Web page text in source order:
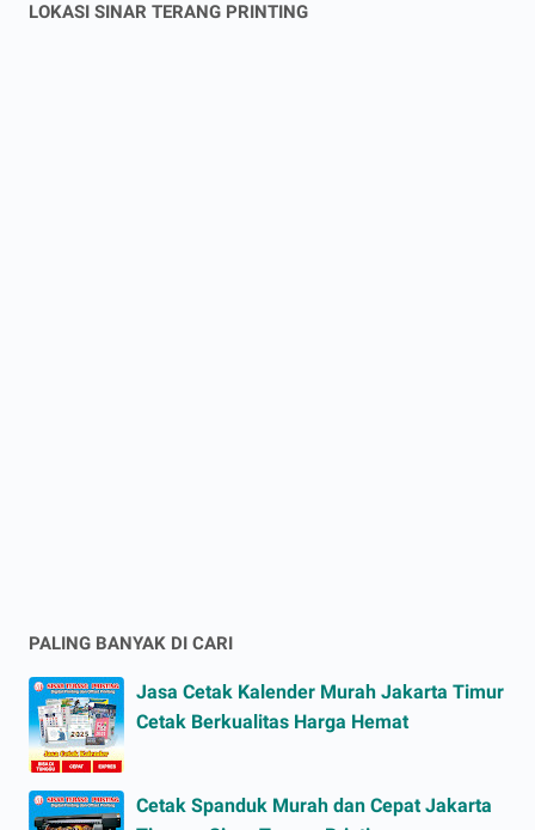
LOKASI SINAR TERANG PRINTING
PALING BANYAK DI CARI
Jasa Cetak Kalender Murah Jakarta Timur
Cetak Berkualitas Harga Hemat
Cetak Spanduk Murah dan Cepat Jakarta